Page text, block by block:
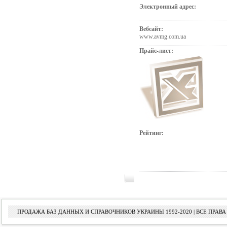
Электронный адрес:
Вебсайт:
www.avmg.com.ua
Прайс-лист:
Рейтинг:
ПРОДАЖА БАЗ ДАННЫХ И СПРАВОЧНИКОВ УКРАИНЫ 1992-2020 | ВСЕ